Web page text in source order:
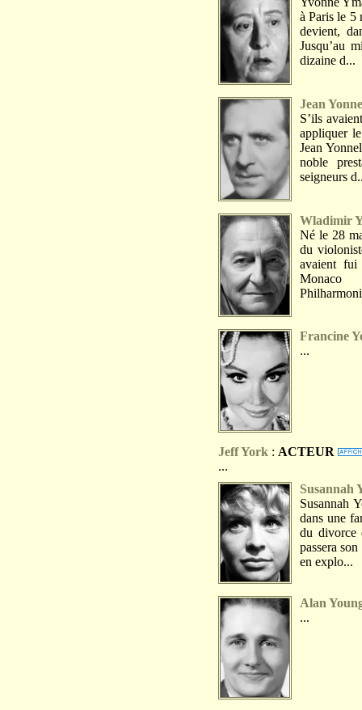
à Paris le 5
devient,
Jusqu’au
dizaine d...
Jean
S’ils
appliquer
Jean
noble
seigneurs
Wladimir
Né le 28
du
avaient
Monaco
Francine
...
Jeff York : ACTEUR
...
Susannah
Susannah
dans une
du divorce
passera
en explo...
Alan
...